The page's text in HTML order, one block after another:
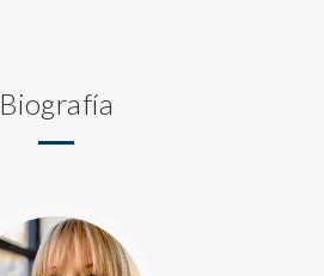
Biografía